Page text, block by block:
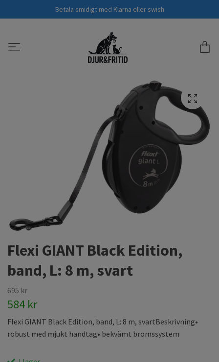
Betala smidigt med Klarna eller swish
Flexi GIANT Black Edition,
band, L: 8 m, svart
695 kr
584 kr
Flexi GIANT Black Edition, band, L: 8 m, svartBeskrivning•
robust med mjukt handtag• bekvämt bromssystem